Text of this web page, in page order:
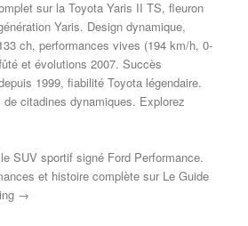
sur la Toyota Yaris II TS, fleuron
Yaris. Design dynamique,
ch, performances vives (194 km/h, 0-
et évolutions 2007. Succès
1999, fiabilité Toyota légendaire.
citadines dynamiques. Explorez
SUV sportif signé Ford Performance.
et histoire complète sur Le Guide
→